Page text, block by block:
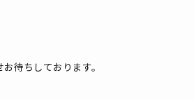
待ちしております。